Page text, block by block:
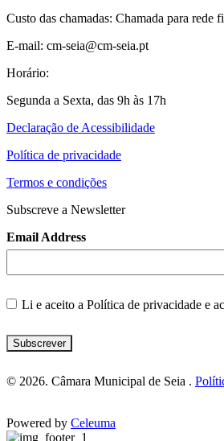
Custo das chamadas: Chamada para rede
E-mail: cm-seia@cm-seia.pt
Horário:
Segunda a Sexta, das 9h às 17h
Declaração de Acessibilidade
Política de privacidade
Termos e condições
Subscreve a Newsletter
Email Address
Li e aceito a Política de privacidade e
Subscrever
© 2026. Câmara Municipal de Seia .
Powered by Celeuma